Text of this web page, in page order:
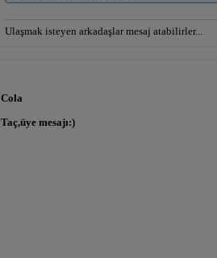
Ulaşmak isteyen arkadaşlar mesaj atabilirler...
Cola
Taç,üye mesajı:)